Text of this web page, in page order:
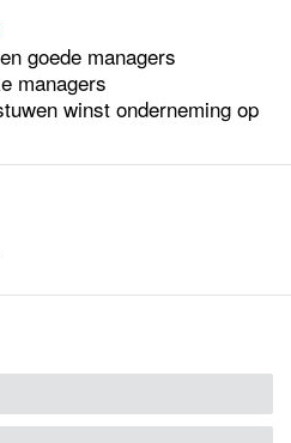
goede managers
managers
winst onderneming op